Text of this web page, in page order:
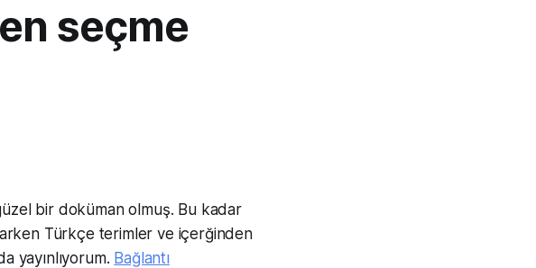
seçme
bir doküman olmuş. Bu kadar
Türkçe terimler ve içerğinden
yayınlıyorum. Bağlantı